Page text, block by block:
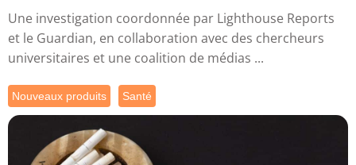
Une investigation coordonnée par Lighthouse Reports
et le Guardian, en collaboration avec des chercheurs
universitaires et une coalition de médias ...
Nouveaux produits Santé